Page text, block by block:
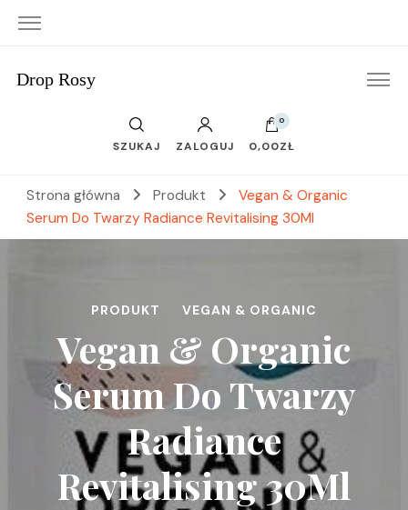
Drop Rosy
SZUKAJ ZALOGUJ
0
0,00ZŁ
Strona główna Produkt
Vegan & Organic
Serum Do Twarzy Radiance Revitalising 30Ml
PRODUKT VEGAN & ORGANIC
Vegan & Organic
Serum Do Twarzy
Radiance
Revitalising 30Ml